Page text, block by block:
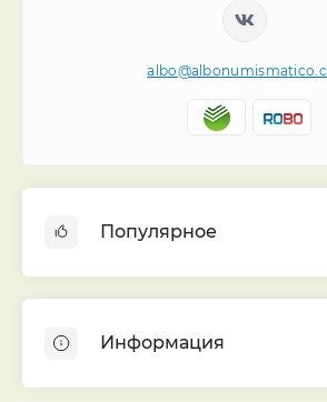
Популярное
Монеты
Банкноты
Информация